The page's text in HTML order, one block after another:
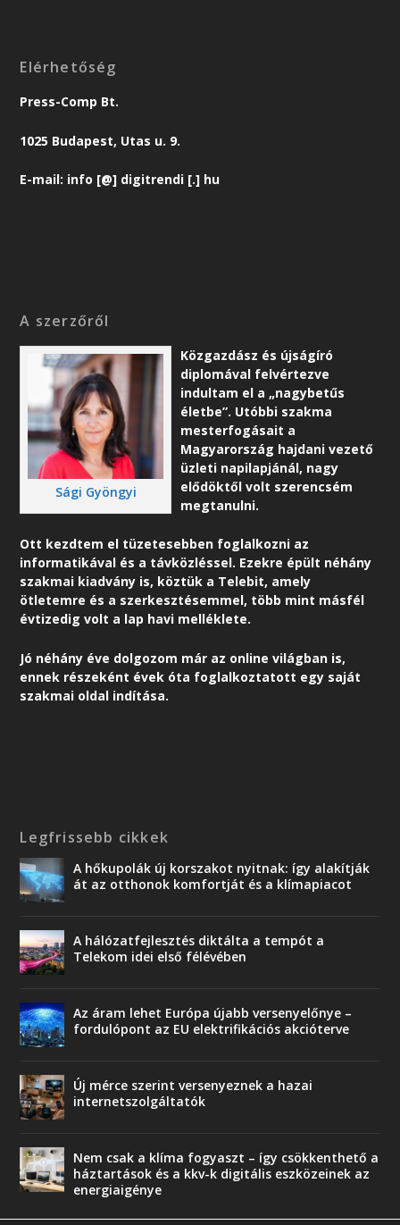
Elérhetőség
Press-Comp Bt.
1025 Budapest, Utas u. 9.
E-mail: info [@] digitrendi [.] hu
A szerzőről
Sági Gyöngyi
Közgazdász és újságíró
diplomával felvértezve
indultam el a „nagybetűs
életbe”. Utóbbi szakma
mesterfogásait a
Magyarország hajdani vezető
üzleti napilapjánál, nagy
elődöktől volt szerencsém
megtanulni.
Ott kezdtem el tüzetesebben foglalkozni az
informatikával és a távközléssel. Ezekre épült néhány
szakmai kiadvány is, köztük a Telebit, amely
ötletemre és a szerkesztésemmel, több mint másfél
évtizedig volt a lap havi melléklete.
Jó néhány éve dolgozom már az online világban is,
ennek részeként évek óta foglalkoztatott egy saját
szakmai oldal indítása.
Legfrissebb cikkek
A hőkupolák új korszakot nyitnak: így alakítják
át az otthonok komfortját és a klímapiacot
A hálózatfejlesztés diktálta a tempót a
Telekom idei első félévében
Az áram lehet Európa újabb versenyelőnye –
fordulópont az EU elektrifikációs akcióterve
Új mérce szerint versenyeznek a hazai
internetszolgáltatók
Nem csak a klíma fogyaszt – így csökkenthető a
háztartások és a kkv-k digitális eszközeinek az
energiaigénye